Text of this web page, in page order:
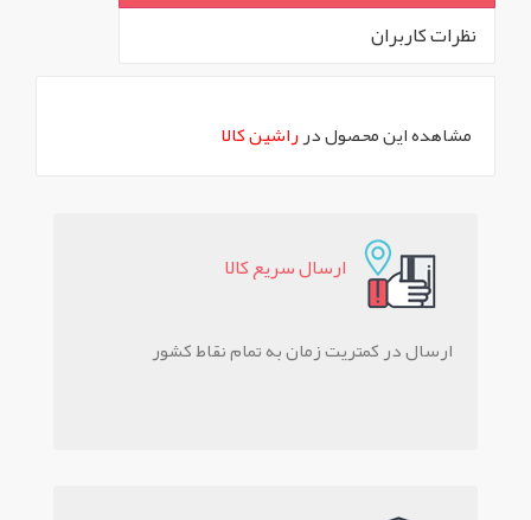
نظرات کاربران
مشاهده این محصول درراشین کالا
ارسال سريع کالا
ارسال در کمتریت زمان به تمام نقاط کشور